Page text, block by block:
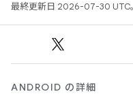
最終更新日 2026-07-30 UTC。
ANDROID の詳細